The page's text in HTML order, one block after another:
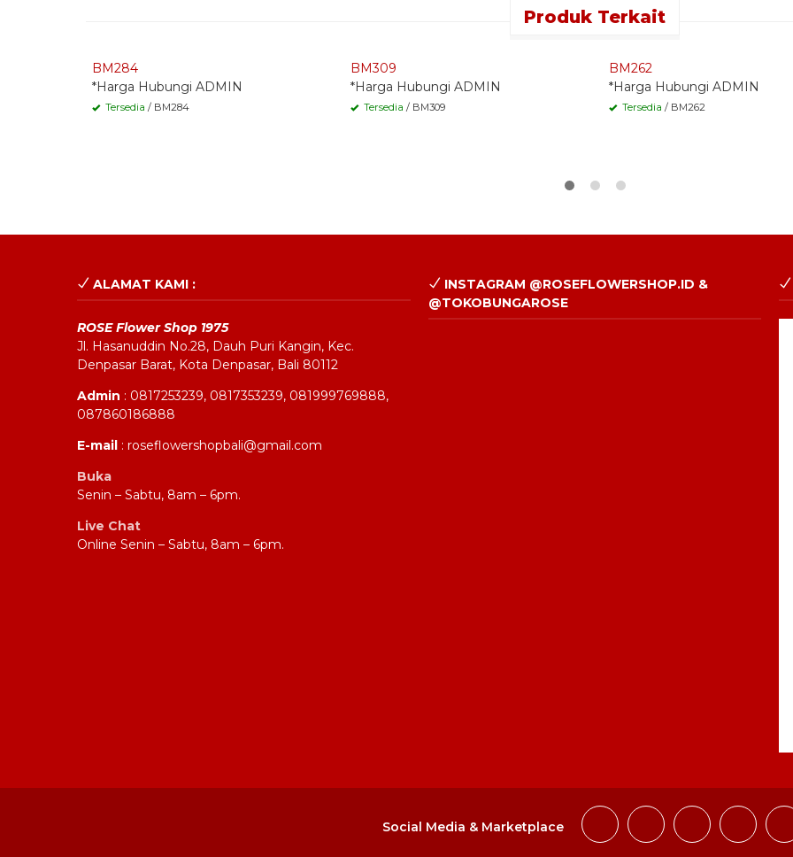
Produk Terkait
BM284
*Harga Hubungi ADMIN
Tersedia / BM284
BM309
*Harga Hubungi ADMIN
Tersedia / BM309
BM262
*Harga Hubungi ADMIN
Tersedia / BM262
ALAMAT KAMI :
ROSE Flower Shop 1975
Jl. Hasanuddin No.28, Dauh Puri Kangin, Kec.
Denpasar Barat, Kota Denpasar, Bali 80112
Admin : 0817253239, 0817353239, 081999769888,
087860186888
E-mail : roseflowershopbali@gmail.com
Buka
Senin – Sabtu, 8am – 6pm.
Live Chat
Online Senin – Sabtu, 8am – 6pm.
INSTAGRAM @ROSEFLOWERSHOP.ID &
@TOKOBUNGAROSE
Social Media & Marketplace